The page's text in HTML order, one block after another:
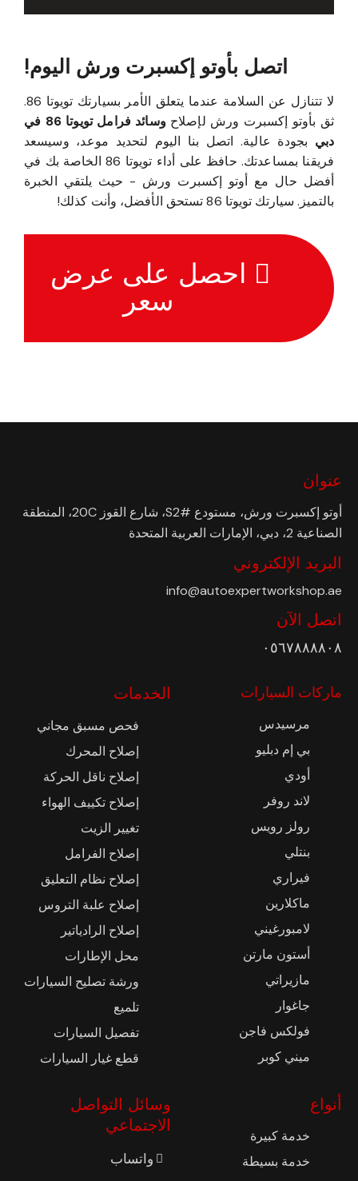
اتصل بأوتو إكسبرت ورش اليوم!
لا تتنازل عن السلامة عندما يتعلق الأمر بسيارتك تويوتا 86.
ثق بأوتو إكسبرت ورش لإصلاح
وسائد فرامل تويوتا 86 في
دبي بجودة عالية. اتصل بنا اليوم لتحديد موعد، وسيسعد
فريقنا بمساعدتك. حافظ على أداء تويوتا 86 الخاصة بك في
أفضل حال مع أوتو إكسبرت ورش - حيث يلتقي الخبرة
بالتميز. سيارتك تويوتا 86 تستحق الأفضل، وأنت كذلك!
احصل على عرض
سعر
عنوان
أوتو إكسبرت ورش، مستودع #S2، شارع القوز 20C، المنطقة
الصناعية 2، دبي، الإمارات العربية المتحدة
البريد الإلكتروني
info@autoexpertworkshop.ae
اتصل الآن
٠٥٦٧٨٨٨٨٠٨
ماركات السيارات
مرسيدس
بي إم دبليو
أودي
لاند روفر
رولز رويس
بنتلي
فيراري
ماكلارين
لامبورغيني
أستون مارتن
مازيراتي
جاغوار
فولكس فاجن
ميني كوبر
الخدمات
فحص مسبق مجاني
إصلاح المحرك
إصلاح ناقل الحركة
إصلاح تكييف الهواء
تغيير الزيت
إصلاح الفرامل
إصلاح نظام التعليق
إصلاح علبة التروس
إصلاح الرادياتير
محل الإطارات
ورشة تصليح السيارات
تلميع
تفصيل السيارات
قطع غيار السيارات
أنواع
خدمة كبيرة
خدمة بسيطة
وسائل التواصل
الاجتماعي
واتساب